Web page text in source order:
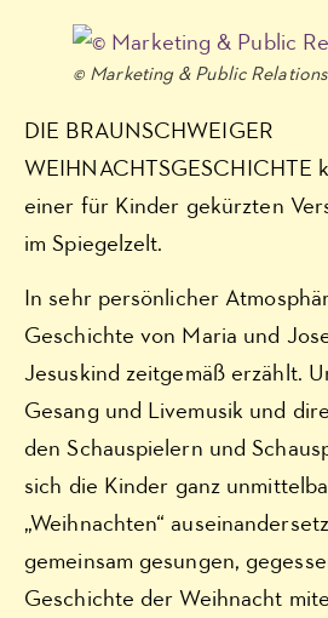
© Marketing & Public
DIE BRAUNSCHWEIGER
WEIHNACHTSGESCHICHTE
einer für Kinder gekürzten
im Spiegelzelt.
In sehr persönlicher
Geschichte von Maria und
Jesuskind zeitgemäß erzählt.
Gesang und Livemusik und
den Schauspielern und
sich die Kinder ganz
„Weihnachten“
gemeinsam gesungen,
Geschichte der Weihnacht